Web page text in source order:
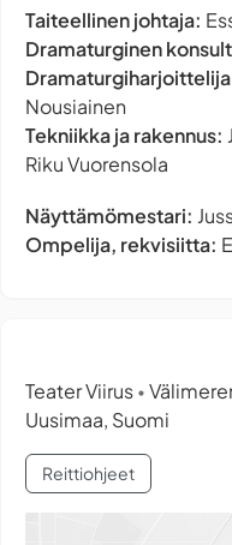
Taiteellinen johtaja:
Dramaturginen
Dramaturgiharjoittelija
Nousiainen
Tekniikka ja rakennus:
Riku Vuorensola
Näyttämömestari:
Ompelija, rekvisiitta:
Teater Viirus •
Uusimaa, Suomi
Reittiohjeet